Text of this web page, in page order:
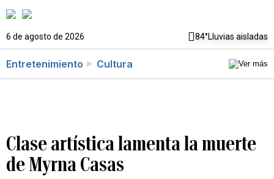
6 de agosto de 2026 84°Lluvias aisladas
Entretenimiento Cultura
Clase artística lamenta la muerte
de Myrna Casas